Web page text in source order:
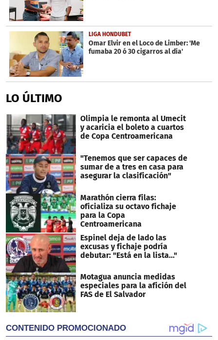
LIGA HONDUBET
Omar Elvir en el Loco de Limber: 'Me
fumaba 20 ó 30 cigarros al día'
LO ÚLTIMO
Olimpia le remonta al Umecit
y acaricia el boleto a cuartos
de Copa Centroamericana
"Tenemos que ser capaces de
sumar de a tres en casa para
asegurar la clasificación"
Marathón cierra filas:
oficializa su octavo fichaje
para la Copa
Centroamericana
Espinel deja de lado las
excusas y fichaje podría
debutar: "Está en la lista..."
Motagua anuncia medidas
especiales para la afición del
FAS de El Salvador